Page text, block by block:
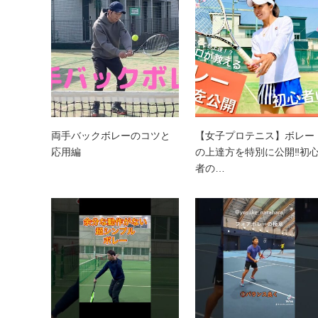
両手バックボレーのコツと
応用編
【女子プロテニス】ボレー
の上達方を特別に公開‼︎初
者の…